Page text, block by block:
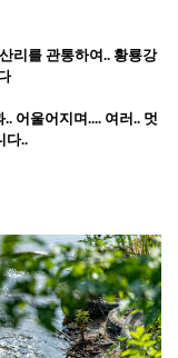
리를 관통하여.. 황룡강
어울어지며.... 여러.. 멋
다..